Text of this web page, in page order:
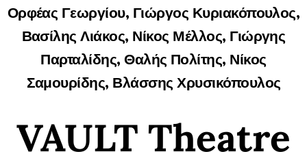
Ορφέας Γεωργίου, Γιώργος Κυριακόπουλος,
Βασίλης Λιάκος, Νίκος Μέλλος, Γιώργης
Παρταλίδης, Θαλής Πολίτης, Νίκος
Σαμουρίδης, Βλάσσης Χρυσικόπουλος
VAULT Theatre